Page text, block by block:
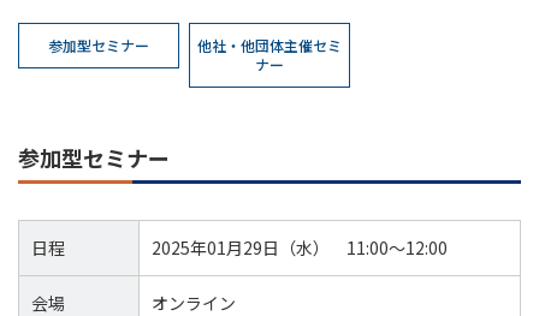
参加型セミナー
他社・他団体主催セミ
ナー
参加型セミナー
日程 2025年01月29日（水） 11:00～12:00
会場 オンライン